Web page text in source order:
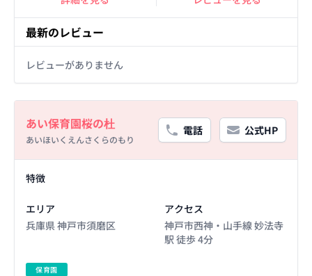
最新のレビュー
レビューがありません
あい保育園桜の杜
あいほいくえんさくらのもり
電話 公式HP
特徴
エリア
兵庫県 神戸市須磨区
アクセス
神戸市西神・山手線 妙法寺
駅 徒歩 4分
保育園